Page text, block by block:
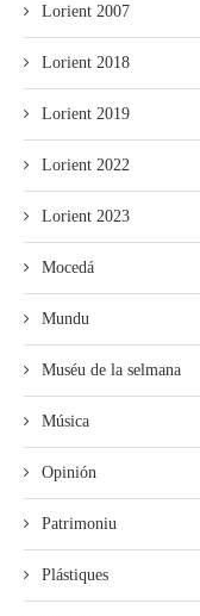
Lorient 2007
Lorient 2018
Lorient 2019
Lorient 2022
Lorient 2023
Mocedá
Mundu
Muséu de la selmana
Música
Opinión
Patrimoniu
Plástiques